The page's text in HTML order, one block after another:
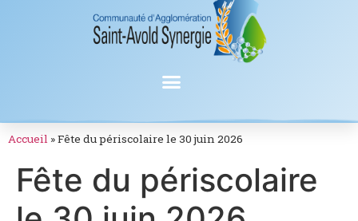
Accueil »Fête du périscolaire le 30 juin 2026
Fête du périscolaire